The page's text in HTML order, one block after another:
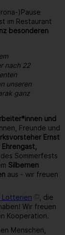
)Pause
im Restaurant
besonderen
nach 22
unseren
ganz
und
Freunde und
Ernst
des Sommerfests
Silbernen
aus - wir freuen
Lotterien
, die
Wir freuen
Kooperation.
Menschen,